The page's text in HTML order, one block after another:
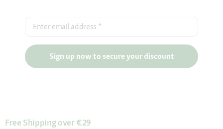
Enter email address *
Sign up now to secure your discount
Free Shipping over €29